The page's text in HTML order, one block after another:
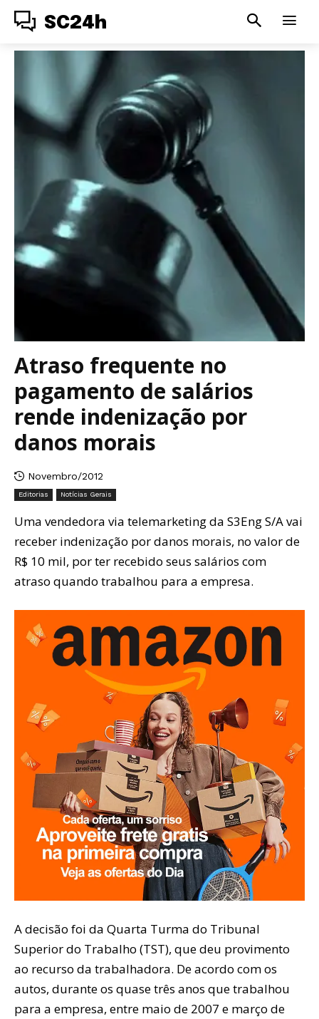
SC24h
Atraso frequente no
pagamento de salários
rende indenização por
danos morais
Novembro/2012
Editorias Notícias Gerais
Uma vendedora via telemarketing da S3Eng S/A vai
receber indenização por danos morais, no valor de
R$ 10 mil, por ter recebido seus salários com
atraso quando trabalhou para a empresa.
A decisão foi da Quarta Turma do Tribunal
Superior do Trabalho (TST), que deu provimento
ao recurso da trabalhadora. De acordo com os
autos, durante os quase três anos que trabalhou
para a empresa, entre maio de 2007 e março de